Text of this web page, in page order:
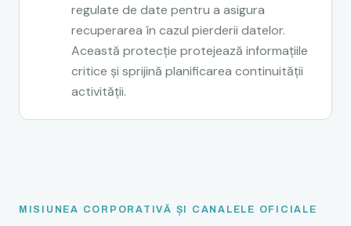
regulate de date pentru a asigura
recuperarea în cazul pierderii datelor.
Această protecție protejează informațiile
critice și sprijină planificarea continuității
activității.
MISIUNEA CORPORATIVĂ ȘI CANALELE OFICIALE